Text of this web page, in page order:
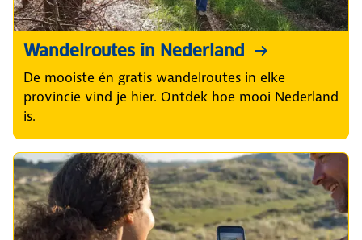
Wandelroutes in Nederland
De mooiste én gratis wandelroutes in elke
provincie vind je hier. Ontdek hoe mooi Nederland
is.